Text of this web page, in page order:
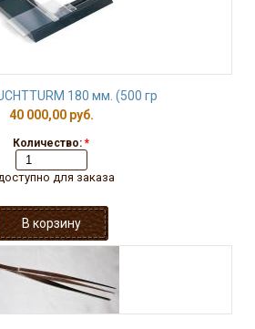
180 мм. (500 гр
40 000,00 руб.
Количество: *
для заказа